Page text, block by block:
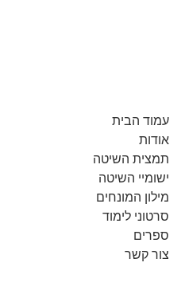
עמוד הבית
אודות
תמצית השיטה
ישומיי השיטה
מילון המונחים
סרטוני לימוד
ספרים
צור קשר